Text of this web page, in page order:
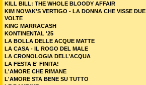
KILL BILL: THE WHOLE BLOODY AFFAIR
KIM NOVAK'S VERTIGO - LA DONNA CHE VISSE DUE
VOLTE
KING MARRACASH
KONTINENTAL '25
LA BOLLA DELLE ACQUE MATTE
LA CASA - IL ROGO DEL MALE
LA CRONOLOGIA DELL’ACQUA
LA FESTA E' FINITA!
L'AMORE CHE RIMANE
L'AMORE STA BENE SU TUTTO